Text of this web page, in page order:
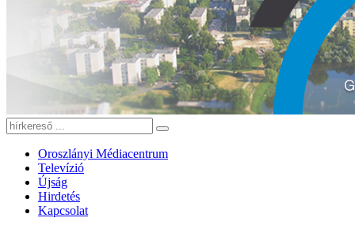
Oroszlányi Médiacentrum
Televízió
Újság
Hirdetés
Kapcsolat